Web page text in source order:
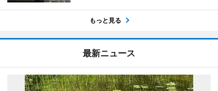
もっと見る
最新ニュース